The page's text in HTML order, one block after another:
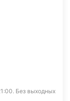
Без выходных